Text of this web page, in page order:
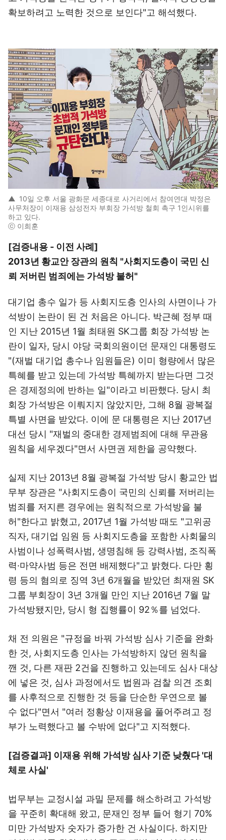
확보하려고 노력한 것으로 보인다"고 해석했다.
▲ 10일 오후 서울 광화문 세종대로 사거리에서 참여연대 박정은
사무처장이 이재용 삼성전자 부회장 가석방 철회 촉구 1인시위를
하고 있다.
ⓒ 이희훈
[검증내용 - 이전 사례]
2013년 황교안 장관의 원칙 "사회지도층이 국민 신
뢰 저버린 범죄에는 가석방 불허"
대기업 총수 일가 등 사회지도층 인사의 사면이나 가
석방이 논란이 된 건 처음은 아니다. 박근혜 정부 때
인 지난 2015년 1월 최태원 SK그룹 회장 가석방 논
란이 일자, 당시 야당 국회의원이던 문재인 대통령도
"(재벌 대기업 총수나 임원들은) 이미 형량에서 많은
특혜를 받고 있는데 가석방 특혜까지 받는다면 그것
은 경제정의에 반하는 일"이라고 비판했다. 당시 최
회장 가석방은 이뤄지지 않았지만, 그해 8월 광복절
특별 사면을 받았다. 이에 문 대통령은 지난 2017년
대선 당시 "재벌의 중대한 경제범죄에 대해 무관용
원칙을 세우겠다"면서 사면권 제한을 공약했다.
실제 지난 2013년 8월 광복절 가석방 당시 황교안 법
무부 장관은 "사회지도층이 국민의 신뢰를 저버리는
범죄를 저지른 경우에는 원칙적으로 가석방을 불
허"한다고 밝혔고, 2017년 1월 가석방 때도 "고위공
직자, 대기업 임원 등 사회지도층을 포함한 사회물의
사범이나 성폭력사범, 생명침해 등 강력사범, 조직폭
력·마약사범 등은 전면 배제했다"고 밝혔다. 다만 횡
령 등의 혐의로 징역 3년 6개월을 받았던 최재원 SK
그룹 부회장이 3년 3개월 만인 지난 2016년 7월 말
가석방됐지만, 당시 형 집행률이 92％를 넘었다.
채 전 의원은 "규정을 바꿔 가석방 심사 기준을 완화
한 것, 사회지도층 인사는 가석방하지 않던 원칙을
깬 것, 다른 재판 2건을 진행하고 있는데도 심사 대상
에 넣은 것, 심사 과정에서도 법원과 검찰 의견 조회
를 사후적으로 진행한 것 등을 단순한 우연으로 볼
수 없다"면서 "여러 정황상 이재용을 풀어주려고 정
부가 노력했다고 볼 수밖에 없다"고 지적했다.
[검증결과] 이재용 위해 가석방 심사 기준 낮췄다 '대
체로 사실'
법무부는 교정시설 과밀 문제를 해소하려고 가석방
을 꾸준히 확대해 왔고, 문재인 정부 들어 형기 70%
미만 가석방자 숫자가 증가한 건 사실이다. 하지만